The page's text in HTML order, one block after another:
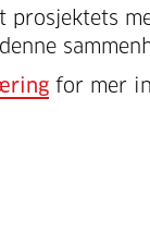
prosjektets
for mer